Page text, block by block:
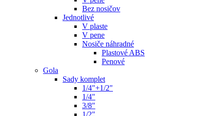
Bez nosičov
Jednotlivé
V plaste
V pene
Nosiče náhradné
Plastové ABS
Penové
Gola
Sady komplet
1/4"+1/2"
1/4"
3/8"
1/2"